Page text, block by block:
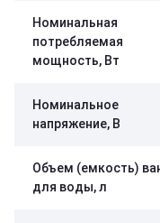
Номинальная
потребляемая
мощность, Вт
Номинальное
напряжение, В
Объем (емкость)
для воды, л